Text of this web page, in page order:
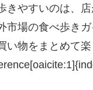
きやすいのは、
市場の食べ歩き
い物をまとめて